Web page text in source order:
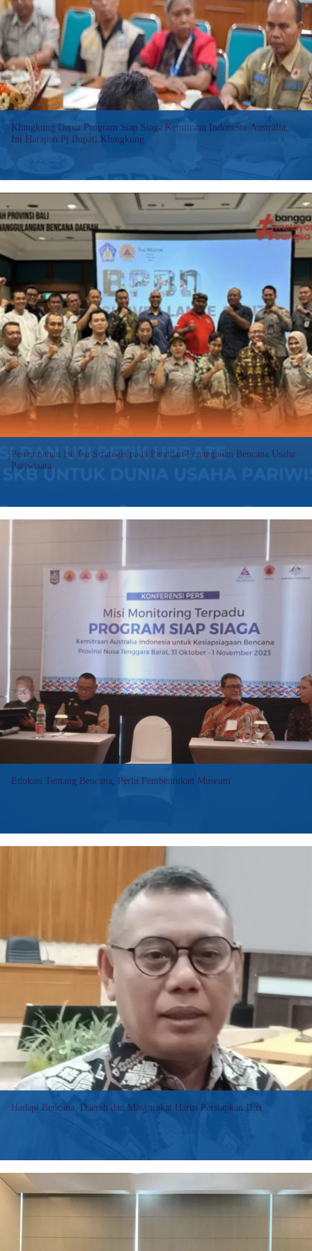
Upaya
Penanggulangan
Bencana
di
Jatim
Klungkung Dapat Program Siap Siaga Kemitraan Indonesia-Australia,
Ini Harapan Pj Bupati Klungkung
KLUNGKUNG, BALI EXPRESS – Bali menjadi salah satu Provinsi yang
mendukung program Siap Siaga yang merupakan kemitraan 5
tahun antara Indonesia dan Australia. Dan kali ini Kabupaten yang
mendapatkan program tersebut adalah Kabupaten Karangasem
dan…
:
Klungkung
Dapat
Program
Siap
Siaga
Kemitraan
Indonesia-
Australia,
Ini
Harapan
Pj
Bupati
Klungkung
Penambahan Isu Isu Strategis pada Panduan Penanganan Bencana Usaha
Pariwisata
INDOBALINEWS – Badan Penanggulangan Bencana Daerah (BPBD)
Bali melakukan Sosialisasi dan Uji Petik Update Panduan Sertifikasi
Baca selengkapnya>>:
Penambahan
Isu
Strategis
pada
Panduan
Penanganan
Pariwisata
Edukasi Tentang Bencana, Perlu Pembentukan Museum
di NTB harus dilakukan. Salah satu cara memberikan edukasi terkait
Edukasi
Bencana,
Perlu
Pembentukan
Museum
Hadapi Bencana, Daerah dan Masyarakat Harus Persiapkan Diri
Mataram (Suara NTB) – NTB merupakan salah satu daerah di
Indonesia yang rawan terjadinya bencana. Berbagai macam
bencana berpotensi terjadi di NTB, seperti gempa bumi, tanah
longsor, tsunami, banjir dan…
Baca selengkapnya>>: